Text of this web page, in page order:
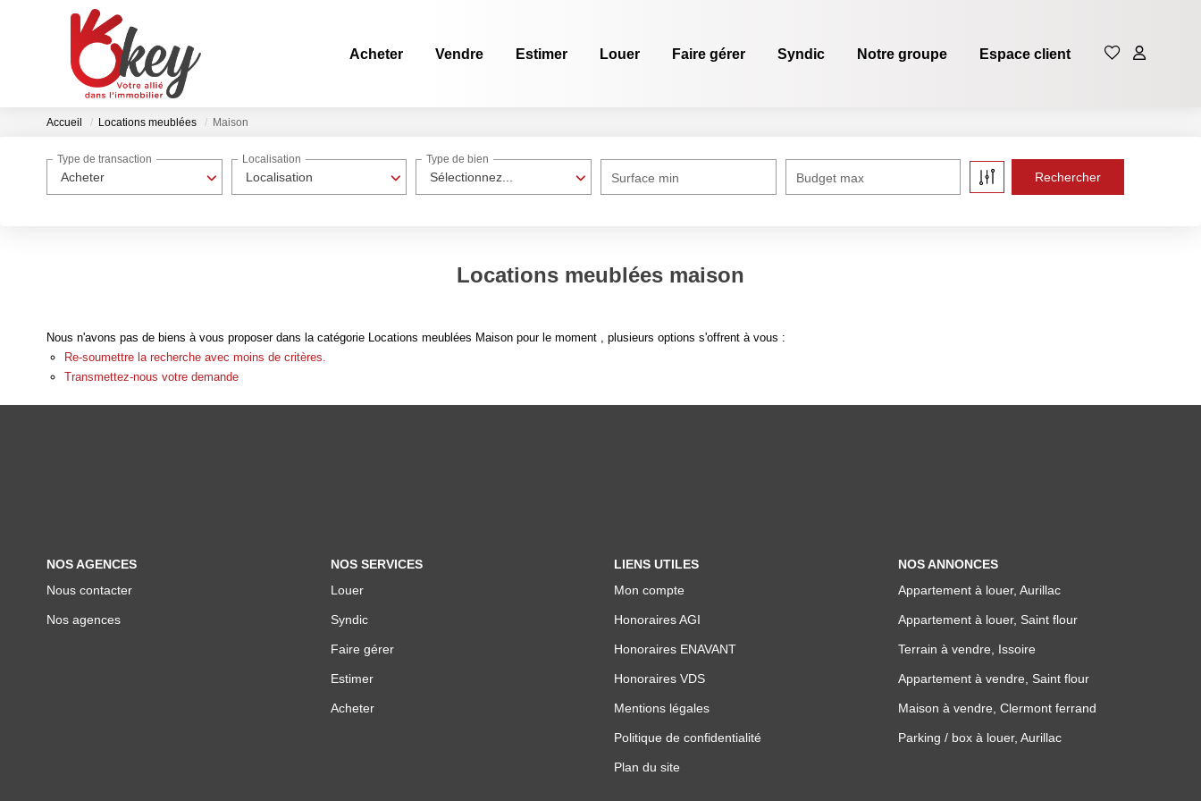
Acheter Vendre Estimer Louer Faire gérer Syndic Notre groupe Espace client
Accueil Locations meublées Maison
Acheter
Type de transaction
Localisation
Localisation
Sélectionnez...
Type de bien
Surface min Budget max
Locations meublées maison
Nous n'avons pas de biens à vous proposer dans la catégorie Locations meublées Maison pour le moment , plusieurs options s'offrent à vous :
Re-soumettre la recherche avec moins de critères.
Transmettez-nous votre demande
NOS AGENCES
Nous contacter
Nos agences
NOS SERVICES
Louer
Syndic
Faire gérer
Estimer
Acheter
LIENS UTILES
Mon compte
Honoraires AGI
Honoraires ENAVANT
Honoraires VDS
Mentions légales
Politique de confidentialité
Plan du site
NOS ANNONCES
Appartement à louer, Aurillac
Appartement à louer, Saint flour
Terrain à vendre, Issoire
Appartement à vendre, Saint flour
Maison à vendre, Clermont ferrand
Parking / box à louer, Aurillac